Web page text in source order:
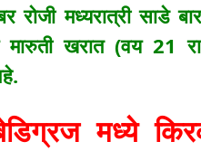
रोजी मध्यरात्री साडे
मारुती खरात (वय 21
मध्ये